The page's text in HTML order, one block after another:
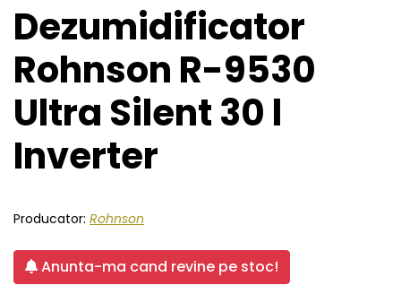
Dezumidificator
Rohnson R-9530
Ultra Silent 30 l
Inverter
Producator: Rohnson
Anunta-ma cand revine pe stoc!